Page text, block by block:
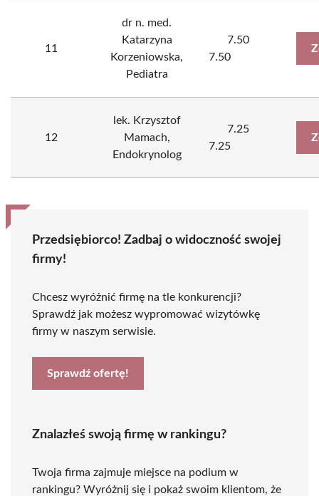
11
dr n. med.
Katarzyna
Korzeniowska,
Pediatra
7.50
7.50
12
lek. Krzysztof
Mamach,
Endokrynolog
7.25
7.25
Przedsiębiorco! Zadbaj o widoczność swojej
firmy!
Chcesz wyróżnić firmę na tle konkurencji?
Sprawdź jak możesz wypromować wizytówkę
firmy w naszym serwisie.
Sprawdź ofertę!
Znalazłeś swoją firmę w rankingu?
Twoja firma zajmuje miejsce na podium w
rankingu? Wyróżnij się i pokaż swoim klientom, że